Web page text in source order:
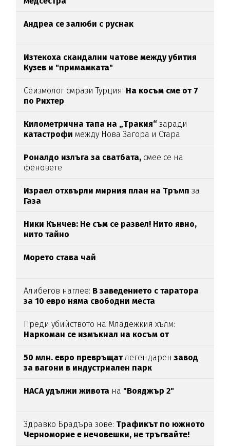
Андреа се залюби с руснак
Изтекоха скандални чатове между убития
Кузев и "примамката"
Сеизмолог смрази Турция: На косъм сме от 7
по Рихтер
Километрична тапа на „Тракия“ заради
катастрофи между Нова Загора и Стара
Роналдо излъга за сватбата, смее се на
феновете
Израел отхвърли мирния план на Тръмп за
Газа
Ники Кънчев: Не съм се развел! Нито явно,
нито тайно
Морето става чай
Алибегов наглее: В заведението с таратора
за 10 евро няма свободни места
Преди убийството на Младежкия хълм:
Наркоман се измъкнал на косъм от
50 млн. евро превръщатлегендарензавод
за вагони в индустриален парк
НАСА удължи живота на "Вояджър 2"
Здравко Брадъра зове: Трафикът по южното
Черноморие е нечовешки, не тръгвайте!